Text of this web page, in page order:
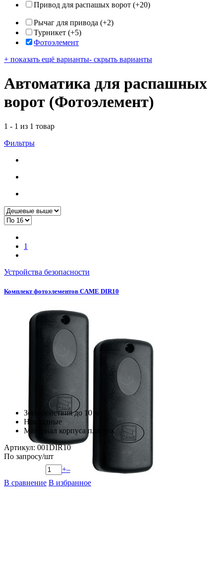
Привод для распашых ворот (+20)
Рычаг для привода (+2)
Турникет (+5)
Фотоэлемент
+ показать ещё варианты- скрыть варианты
Автоматика для распашных
ворот (Фотоэлемент)
1 - 1 из 1 товар
Фильтры
1
Устройства безопасности
Комплект фотоэлементов CAME DIR10
Зона действия до 10 м
Накладные
Материал корпуса пластик
Артикул: 001DIR10
По запросу/шт
+–
В сравнение В избранное